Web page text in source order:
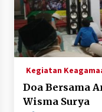
3
4
5
Kegiatan
Doa Bersama
Wisma Surya